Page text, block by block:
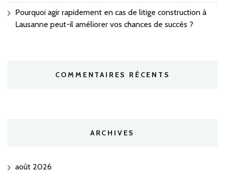
Pourquoi agir rapidement en cas de litige construction à
Lausanne peut-il améliorer vos chances de succès ?
COMMENTAIRES RÉCENTS
ARCHIVES
août 2026